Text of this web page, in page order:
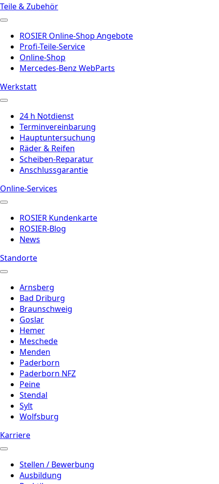
Teile & Zubehör
ROSIER Online-Shop Angebote
Profi-Teile-Service
Online-Shop
Mercedes-Benz WebParts
Werkstatt
24 h Notdienst
Terminvereinbarung
Hauptuntersuchung
Räder & Reifen
Scheiben-Reparatur
Anschlussgarantie
Online-Services
ROSIER Kundenkarte
ROSIER-Blog
News
Standorte
Arnsberg
Bad Driburg
Braunschweig
Goslar
Hemer
Meschede
Menden
Paderborn
Paderborn NFZ
Peine
Stendal
Sylt
Wolfsburg
Karriere
Stellen / Bewerbung
Ausbildung